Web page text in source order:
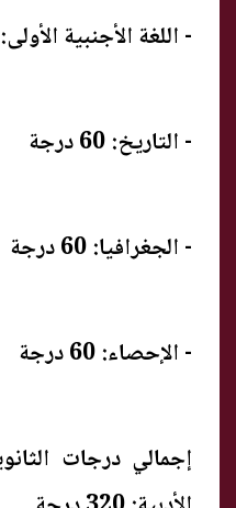
- اللغة الأجنبية الأولى: 60 درجة
- التاريخ: 60 درجة
- الجغرافيا: 60 درجة
- الإحصاء: 60 درجة